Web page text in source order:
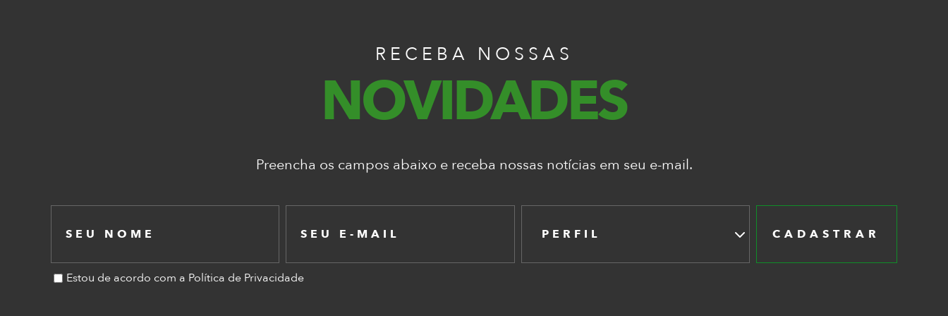
RECEBA NOSSAS
NOVIDADES
Preencha os campos abaixo e receba nossas notícias em seu e-mail.
PERFIL
Estou de acordo com a Política de Privacidade
CADASTRAR